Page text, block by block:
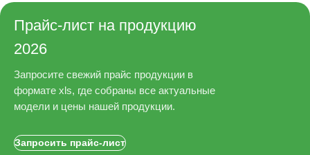
Прайс-лист на продукцию
2026
Запросите свежий прайс продукции в
формате xls, где собраны все актуальные
модели и цены нашей продукции.
Запросить прайс-лист